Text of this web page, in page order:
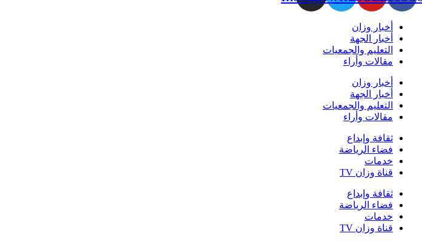
أخبار وزان
أخبار الجهة
التعليم والجمعيات
مقالات وأراء
أخبار وزان
أخبار الجهة
التعليم والجمعيات
مقالات وأراء
ثقافة وإبداع
فضاء الرياضة
خدمات
قناة وزان TV
ثقافة وإبداع
فضاء الرياضة
خدمات
قناة وزان TV